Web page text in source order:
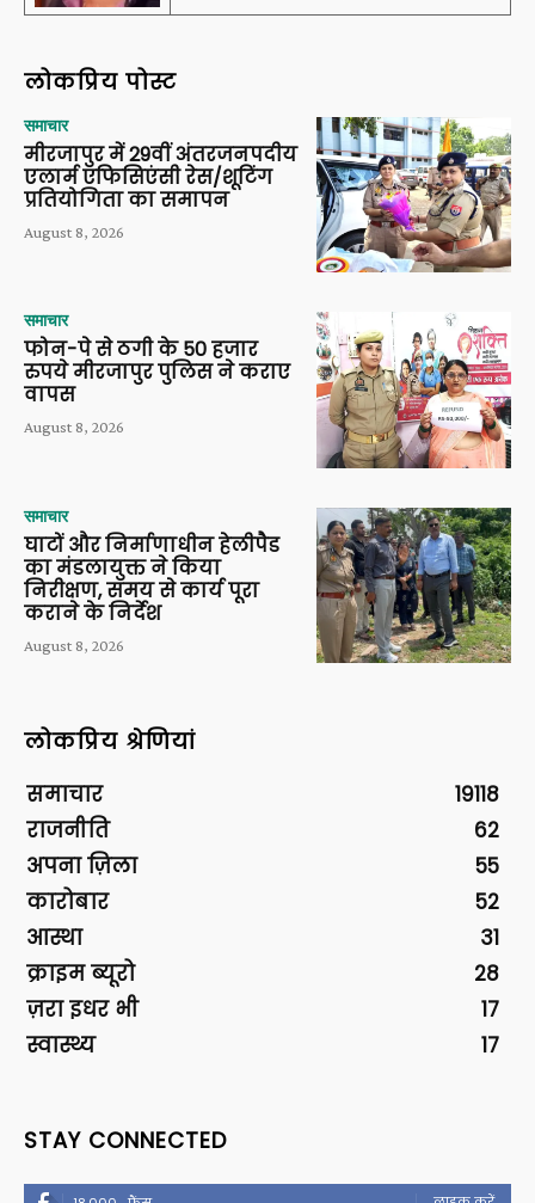
लोकप्रिय पोस्ट
समाचार
मीरजापुर में 29वीं अंतरजनपदीय
एलार्म एफिसिएंसी रेस/शूटिंग
प्रतियोगिता का समापन
August 8, 2026
समाचार
फोन-पे से ठगी के 50 हजार
रुपये मीरजापुर पुलिस ने कराए
वापस
August 8, 2026
समाचार
घाटों और निर्माणाधीन हेलीपैड
का मंडलायुक्त ने किया
निरीक्षण, समय से कार्य पूरा
कराने के निर्देश
August 8, 2026
लोकप्रिय श्रेणियां
समाचार
19118
राजनीति
62
अपना ज़िला
55
कारोबार
52
आस्था
31
क्राइम ब्यूरो
28
ज़रा इधर भी
17
स्वास्थ्य
17
STAY CONNECTED